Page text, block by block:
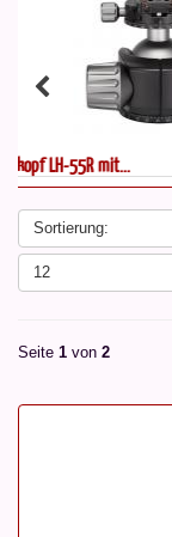
Leofoto 2-Wege-
Sortierung:
12
Seite 1 von 2